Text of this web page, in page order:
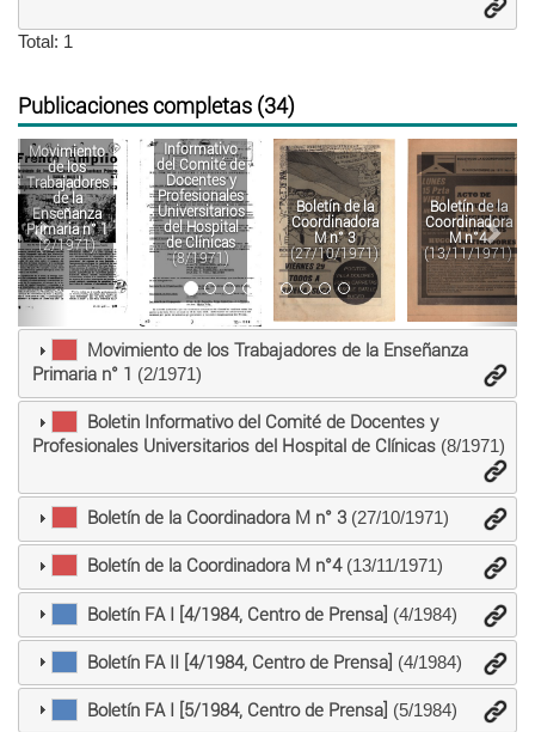
Total: 1
Publicaciones completas (34)
Movimiento
de los
Trabajadores
de la
Enseñanza
Primaria n° 1
(2/1971)
Informativo
del Comité de
Docentes y
Profesionales
Universitarios
del Hospital
de Clínicas
(8/1971)
Boletín de la
Coordinadora
M n° 3
(27/10/1971)
Boletín de la
Coordinadora
M n°4
(13/11/1971)
Anterior
Movimiento de los Trabajadores de la Enseñanza
Primaria n° 1 (2/1971)
Boletin Informativo del Comité de Docentes y
Profesionales Universitarios del Hospital de Clínicas(8/1971)
Boletín de la Coordinadora M n° 3(27/10/1971)
Boletín de la Coordinadora M n°4(13/11/1971)
Boletín FA I [4/1984, Centro de Prensa] (4/1984)
Boletín FA II [4/1984, Centro de Prensa] (4/1984)
Boletín FA I [5/1984, Centro de Prensa] (5/1984)